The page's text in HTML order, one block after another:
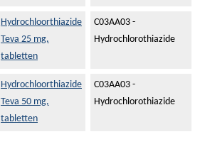
Hydrochloorthiazide
Teva 25 mg,
tabletten
C03AA03 -
Hydrochlorothiazide
Hydrochloorthiazide
Teva 50 mg,
tabletten
C03AA03 -
Hydrochlorothiazide